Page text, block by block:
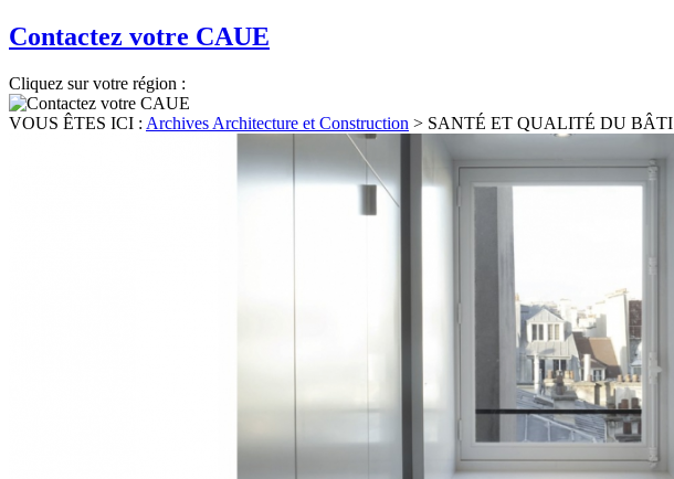
Contactez votre CAUE
Cliquez sur votre région :
VOUS ÊTES ICI : Archives Architecture et Construction > SANTÉ ET QUALITÉ DU BÂTI